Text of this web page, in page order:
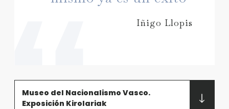
Iñigo Llopis
Museo del Nacionalismo Vasco.
Exposición Kirolariak